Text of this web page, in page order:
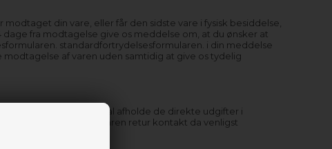
din vare, eller får den sidste vare i fysisk besiddelse,
fra modtagelse give os meddelse om, at du ønsker at
standardfortrydelsesformularen. i din meddelse
af varen uden samtidig at give os tydelig
fortryde dit køb. Du skal afholde de direkte udgifter i
du skal sende varen retur kontakt da venligst